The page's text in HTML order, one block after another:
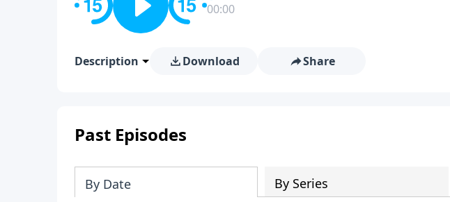
00:00
Description Download Share
Past Episodes
By Date By Series